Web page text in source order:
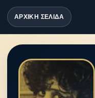
ΑΡΧΙΚΗ ΣΕΛΙΔΑ